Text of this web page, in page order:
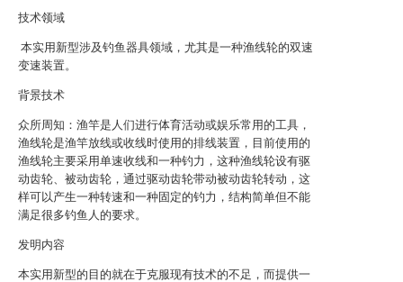
技术领域
本实用新型涉及钓鱼器具领域，尤其是一种渔线轮的双速
变速装置。
背景技术
众所周知：渔竿是人们进行体育活动或娱乐常用的工具，
渔线轮是渔竿放线或收线时使用的排线装置，目前使用的
渔线轮主要采用单速收线和一种钓力，这种渔线轮设有驱
动齿轮、被动齿轮，通过驱动齿轮带动被动齿轮转动，这
样可以产生一种转速和一种固定的钓力，结构简单但不能
满足很多钓鱼人的要求。
发明内容
本实用新型的目的就在于克服现有技术的不足，而提供一